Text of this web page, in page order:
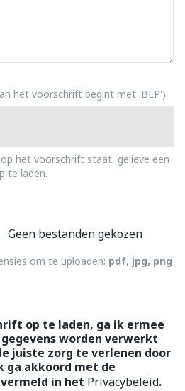
het voorschrift begint met 'BEP')
het voorschrift staat, gelieve een
te laden.
Geen bestanden gekozen
om te uploaden: pdf, jpg, png
op te laden, ga ik ermee
worden verwerkt
juiste zorg te verlenen door
ga akkoord met de
in het Privacybeleid.